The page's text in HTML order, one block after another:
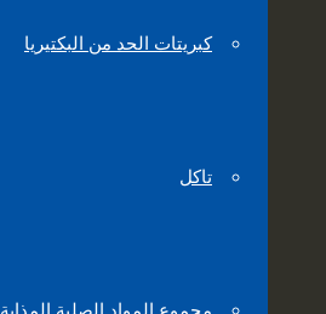
كبريتات الحد من البكتيريا
تاكل